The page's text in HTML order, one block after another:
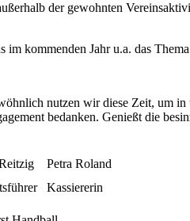
der gewohnten
im kommenden Jahr u.a. das
nutzen wir diese Zeit, um
bedanken. Genießt die
Petra Roland
Kassiererin